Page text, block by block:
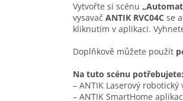
Vytvořte si scénu
vysavač ANTIK RVC04C se
kliknutím v aplikaci.
Doplňkově můžete použít
Na tuto scénu potřebujete:
– ANTIK Laserový robotický
– ANTIK SmartHome